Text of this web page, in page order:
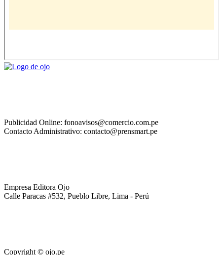
Publicidad Online: fonoavisos@comercio.com.pe
Contacto Administrativo: contacto@prensmart.pe
Empresa Editora Ojo
Calle Paracas #532, Pueblo Libre, Lima - Perú
Copyright © ojo.pe